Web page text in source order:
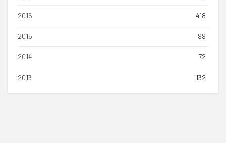
2016 418
2015 99
2014 72
2013 132